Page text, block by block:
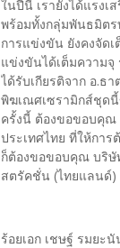
ในปีนี้ เรายังได้แรง
พร้อมทั้งกลุ่มพันธมิตร
การแข่งขัน ยังคงจัด
แข่งขันได้เต็มความจุ
ได้รับเกียรติจาก อ.ธ
พิฆเณศเซรามิกส์ชุด
ครั้งนี้ ต้องขอขอบคุณ
ประเทศไทย ที่ให้กา
ก็ต้องขอขอบคุณ บริษั
สตรัคชั่น (ไทยแลนด์
ร้อยเอก เชษฐ์ รมยะ